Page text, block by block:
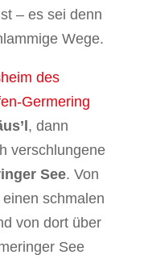
– es sei denn
Wege.
des
Germering
, dann
verschlungene
See. Von
schmalen
von dort über
See